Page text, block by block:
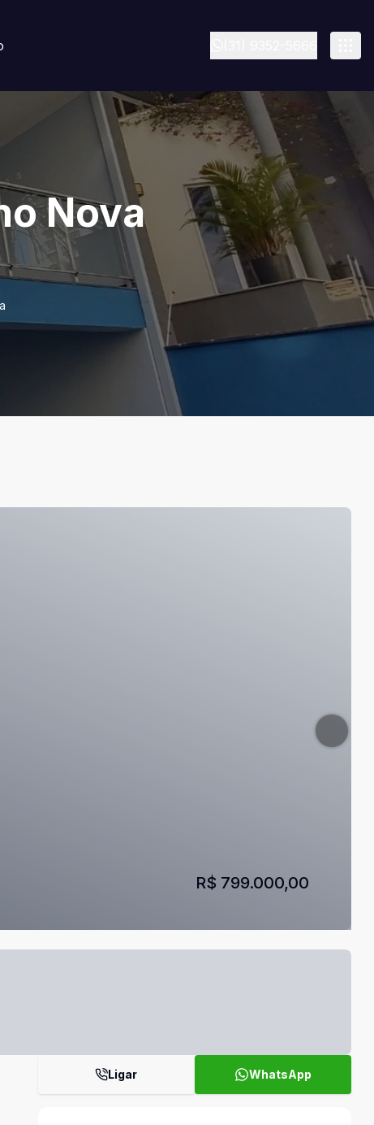
Nova
R$ 799.000,00
Ligar WhatsApp